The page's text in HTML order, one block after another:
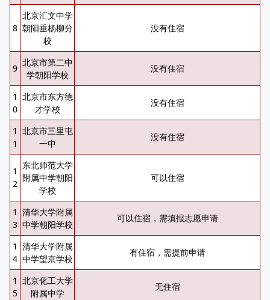
8
北京汇文中学
朝阳垂杨柳分
校
没有住宿
9
北京市第二中
学朝阳学校
没有住宿
1
0
北京市东方德
才学校
没有住宿
1
1
北京市三里屯
一中
没有住宿
1
2
东北师范大学
附属中学朝阳
学校
可以住宿
1
3
清华大学附属
中学朝阳学校
可以住宿，需填报志愿申请
1
4
清华大学附属
中学望京学校
有住宿，需提前申请
1
5
北京化工大学
附属中学
无住宿